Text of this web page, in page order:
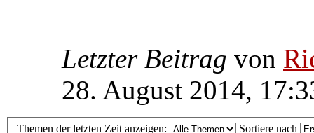
Letzter Beitrag von
28. August 2014,
Themen der letzten Zeit anzeigen: Sortiere nach